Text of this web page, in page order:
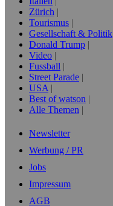
Zürich
Tourismus
Gesellschaft & Politik
Donald Trump
Video
Fussball
Street Parade
USA
Best of watson
Alle Themen
Newsletter
Werbung / PR
Jobs
Impressum
AGB